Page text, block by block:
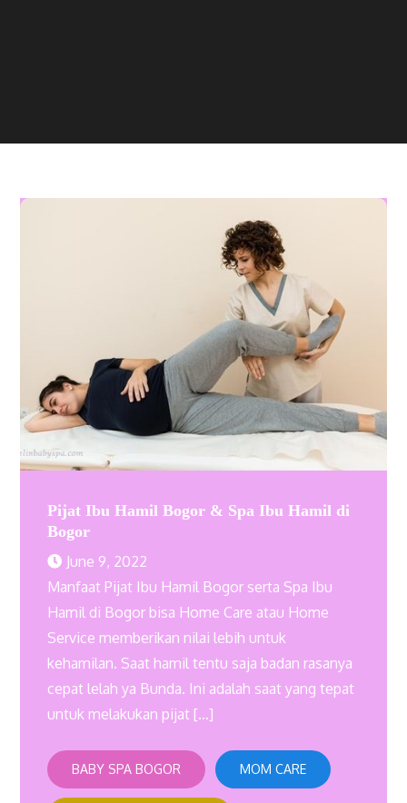
Pijat Ibu Hamil Bogor & Spa Ibu Hamil di
Bogor
June 9, 2022
Manfaat Pijat Ibu Hamil Bogor serta Spa Ibu
Hamil di Bogor bisa Home Care atau Home
Service memberikan nilai lebih untuk
kehamilan. Saat hamil tentu saja badan rasanya
cepat lelah ya Bunda. Ini adalah saat yang tepat
untuk melakukan pijat […]
BABY SPA BOGOR MOM CARE